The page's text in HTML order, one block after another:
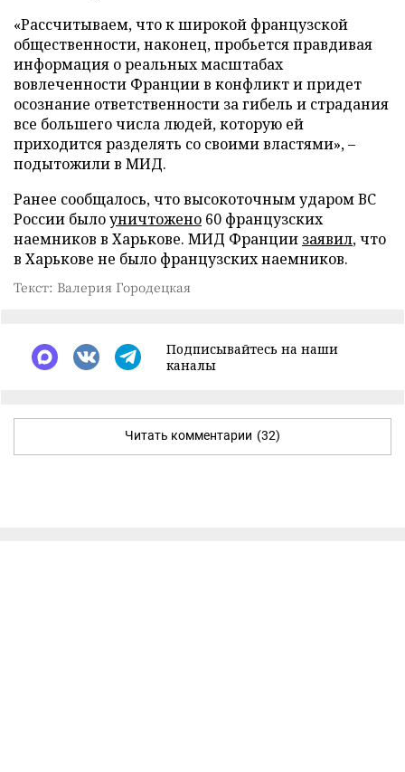
«Рассчитываем, что к широкой французской
общественности, наконец, пробьется правдивая
информация о реальных масштабах
вовлеченности Франции в конфликт и придет
осознание ответственности за гибель и страдания
все большего числа людей, которую ей
приходится разделять со своими властями», –
подытожили в МИД.
Ранее сообщалось, что высокоточным ударом ВС
России былоуничтожено 60 французских
наемников в Харькове. МИД Франции заявил, что
в Харькове не было французских наемников.
Текст: Валерия Городецкая
Подписывайтесь на наши
каналы
Читать комментарии (32)